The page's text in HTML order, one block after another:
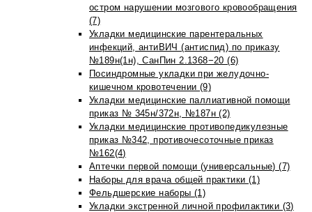
остром нарушении мозгового кровообращения
(7)
Укладки медицинские парентеральных
инфекций, антиВИЧ (антиспид) по приказу
№189н(1н), СанПин 2.1368−20 (6)
Посиндромные укладки при желудочно-
кишечном кровотечении (9)
Укладки медицинские паллиативной помощи
приказ № 345н/372н, №187н (2)
Укладки медицинские противопедикулезные
приказ №342, противочесоточные приказ
№162(4)
Аптечки первой помощи (универсальные) (7)
Наборы для врача общей практики (1)
Фельдшерские наборы (1)
Укладки экстренной личной профилактики (3)